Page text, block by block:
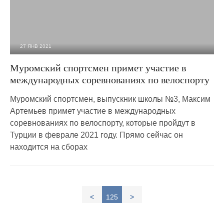
27 ЯНВ 2021
Муромский спортсмен примет участие в
международных соревнованиях по велоспорту
Муромский спортсмен, выпускник школы №3, Максим
Артемьев примет участие в международных
соревнованиях по велоспорту, которые пройдут в
Турции в феврале 2021 году. Прямо сейчас он
находится на сборах
< 125 >